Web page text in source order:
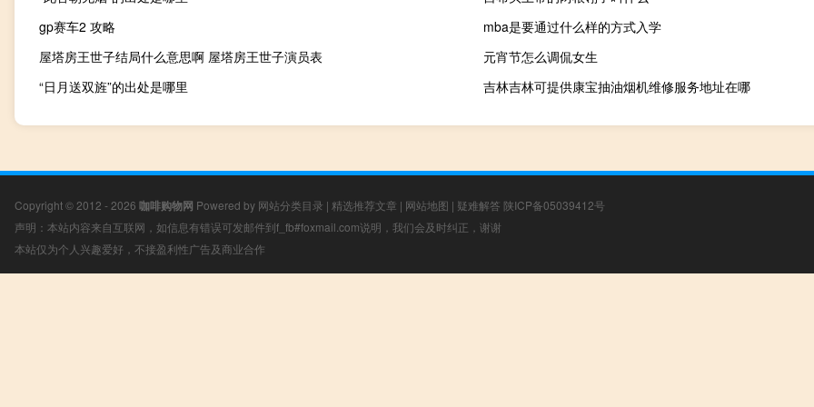
gp赛车2 攻略
mba是要通过什么样的方式入学
屋塔房王世子结局什么意思啊 屋塔房王世子演员表
元宵节怎么调侃女生
“日月送双旌”的出处是哪里
吉林吉林可提供康宝抽油烟机维修服务地址在哪
Copyright © 2012 - 2026 咖啡购物网 Powered by 网站分类目录 | 精选推荐文章 | 网站地图 | 疑难解答 陕ICP备05039412号
声明：本站内容来自互联网，如信息有错误可发邮件到f_fb#foxmail.com说明，我们会及时纠正，谢谢
本站仅为个人兴趣爱好，不接盈利性广告及商业合作